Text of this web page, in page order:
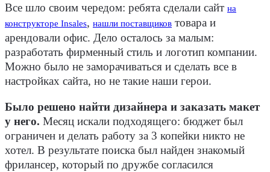
Все шло своим чередом: ребята сделали сайт на
конструкторе Insales, нашли поставщиков товара и
арендовали офис. Дело осталось за малым:
разработать фирменный стиль и логотип компании.
Можно было не заморачиваться и сделать все в
настройках сайта, но не такие наши герои.
Было решено найти дизайнера и заказать макет
у него. Месяц искали подходящего: бюджет был
ограничен и делать работу за 3 копейки никто не
хотел. В результате поиска был найден знакомый
фрилансер, который по дружбе согласился